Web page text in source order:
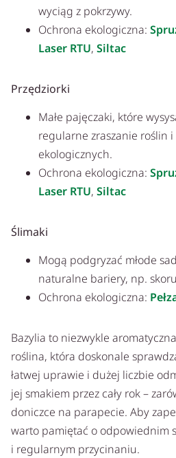
wyciąg z pokrzywy.
Ochrona ekologiczna:
Laser RTU, Siltac
Przędziorki
Małe pajęczaki, które
regularne zraszanie roślin
ekologicznych.
Ochrona ekologiczna:
Laser RTU, Siltac
Ślimaki
Mogą podgryzać młode
naturalne bariery, np.
Ochrona ekologiczna:
Bazylia to niezwykle
roślina, która doskonale
łatwej uprawie i dużej liczbie
jej smakiem przez cały rok –
doniczce na parapecie. Aby
warto pamiętać o odpowiednim
i regularnym przycinaniu.